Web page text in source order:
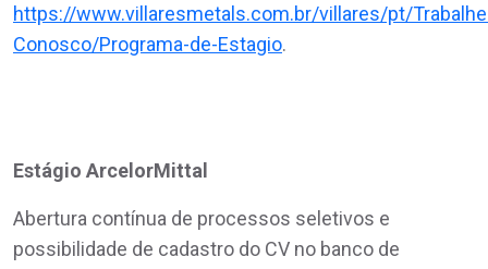
https://www.villaresmetals.com.br/villares/pt/
Conosco/Programa-de-Estagio.
Estágio ArcelorMittal
Abertura contínua de processos seletivos e
possibilidade de cadastro do CV no banco de